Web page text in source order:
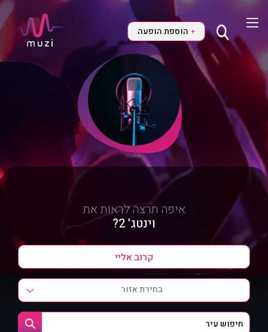
+ הוספת הופעה
איפה תרצה לראות את
וינטג’ 2?
בחירת אזור